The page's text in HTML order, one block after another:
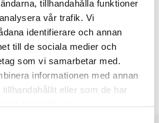
tillhandahålla funktioner
vår trafik. Vi
identifierare och annan
till de sociala medier och
som vi samarbetar med.
informationen med annan
eller som de har
LÄS MER
köpte också